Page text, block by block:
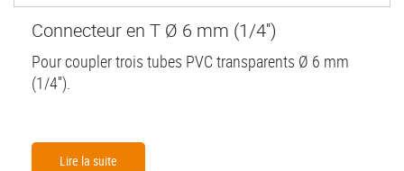
Connecteur en T Ø 6 mm (1/4'')
Pour coupler trois tubes PVC transparents Ø 6 mm
(1/4'').
Lire la suite